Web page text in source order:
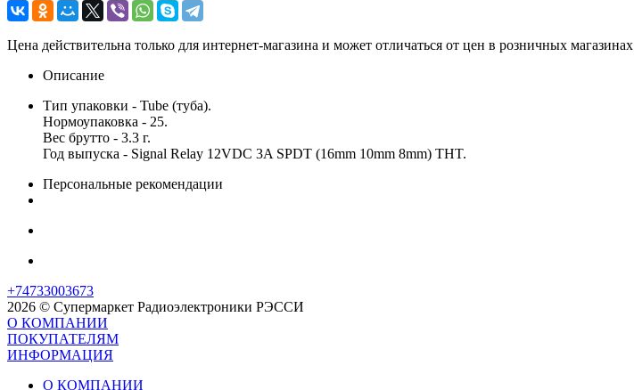
Цена действительна только для интернет-магазина и может отличаться от цен в розничных магазинах
Описание
Тип упаковки - Tube (туба).
Нормоупаковка - 25.
Вес брутто - 3.3 г.
Год выпуска - Signal Relay 12VDC 3A SPDT (16mm 10mm 8mm) THT.
Персональные рекомендации
+74733003673
2026 © Супермаркет Радиоэлектроники РЭССИ
О КОМПАНИИ
ПОКУПАТЕЛЯМ
ИНФОРМАЦИЯ
О КОМПАНИИ